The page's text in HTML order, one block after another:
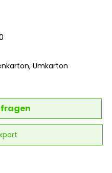
Umkarton